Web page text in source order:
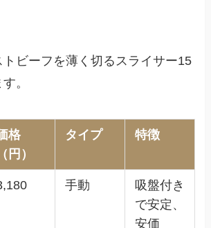
トビーフを薄く切るスライサー15
。
格
（円）
タイプ 特徴
手動
吸盤付き
で安定、
安価